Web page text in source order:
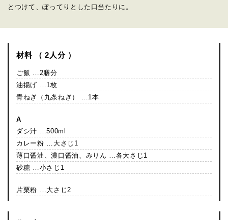
とつけて、ぽってりとした口当たりに。
材料 （ 2人分 ）
ご飯 …2膳分
油揚げ …1枚
青ねぎ（九条ねぎ） …1本
A
ダシ汁 …500ml
カレー粉 …大さじ1
薄口醤油、濃口醤油、みりん …各大さじ1
砂糖 …小さじ1
片栗粉 …大さじ2